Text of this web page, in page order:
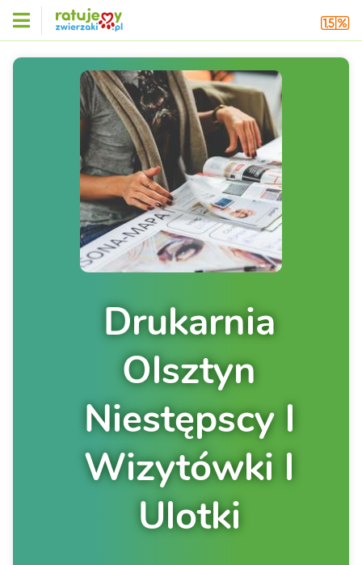
Drukarnia
Olsztyn
Niestępscy l
Wizytówki l
Ulotki